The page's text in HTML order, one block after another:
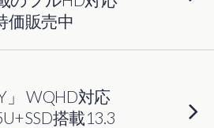
価販売中
」 WQHD対応
搭載13.3